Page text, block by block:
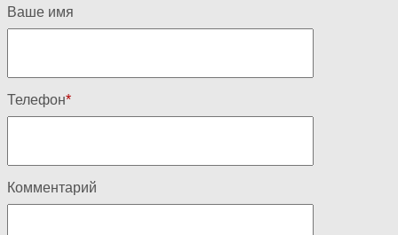
Ваше имя
Телефон*
Комментарий